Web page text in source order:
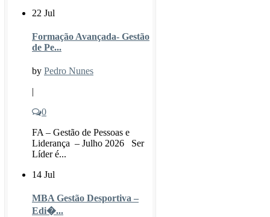
22 Jul
Formação Avançada- Gestão
de Pe...
by Pedro Nunes
|
0
FA – Gestão de Pessoas e
Liderança – Julho 2026 Ser
Líder é...
14 Jul
MBA Gestão Desportiva –
Edi�...